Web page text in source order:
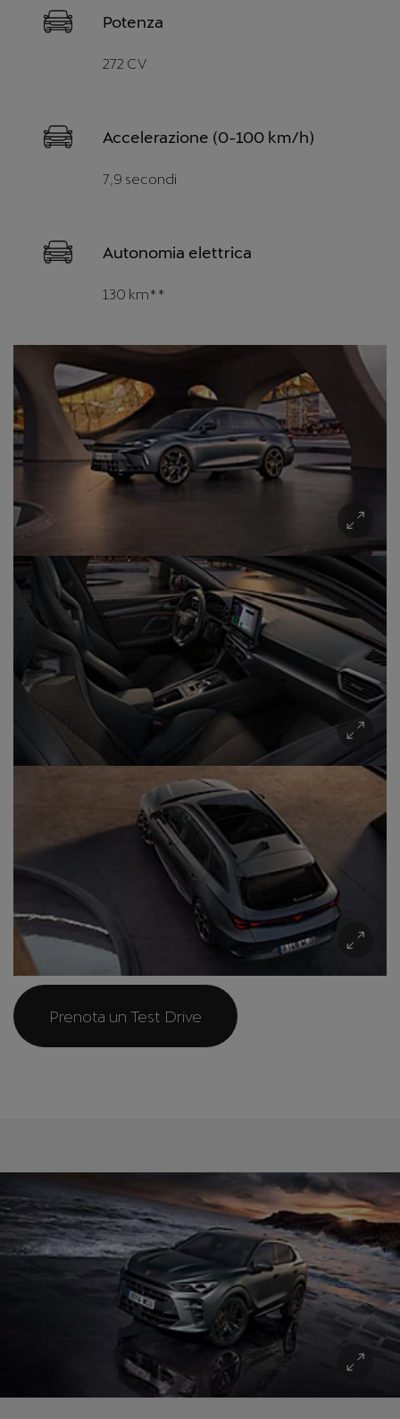
Potenza
272 CV
Accelerazione (0-100 km/h)
7,9 secondi
Autonomia elettrica
130 km**
Prenota un Test Drive